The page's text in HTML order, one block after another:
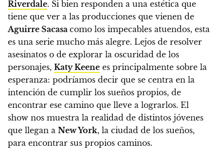
Riverdale. Si bien responden a una estética que
tiene que ver a las producciones que vienen de
Aguirre Sacasa como los impecables atuendos, esta
es una serie mucho más alegre. Lejos de resolver
asesinatos o de explorar la oscuridad de los
personajes, Katy Keene es principalmente sobre la
esperanza: podríamos decir que se centra en la
intención de cumplir los sueños propios, de
encontrar ese camino que lleve a lograrlos. El
show nos muestra la realidad de distintos jóvenes
que llegan a New York, la ciudad de los sueños,
para encontrar sus propios caminos.